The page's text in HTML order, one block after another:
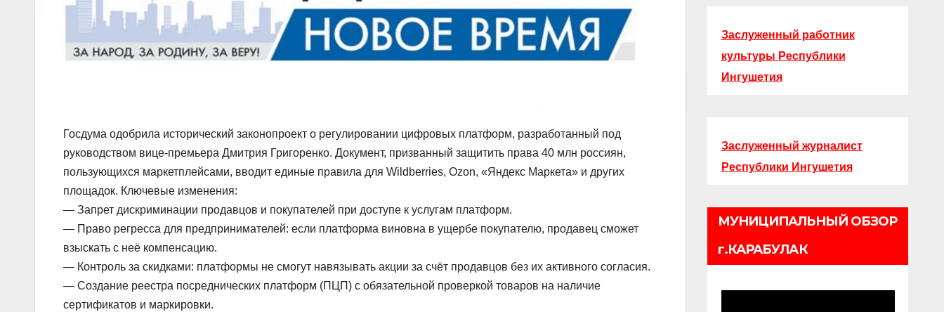
Госдума одобрила исторический законопроект о регулировании цифровых платформ, разработанный под
руководством вице-премьера Дмитрия Григоренко. Документ, призванный защитить права 40 млн россиян,
пользующихся маркетплейсами, вводит единые правила для Wildberries, Ozon, «Яндекс Маркета» и других
площадок. Ключевые изменения:
— Запрет дискриминации продавцов и покупателей при доступе к услугам платформ.
— Право регресса для предпринимателей: если платформа виновна в ущербе покупателю, продавец сможет
взыскать с неё компенсацию.
— Контроль за скидками: платформы не смогут навязывать акции за счёт продавцов без их активного согласия.
— Создание реестра посреднических платформ (ПЦП) с обязательной проверкой товаров на наличие
сертификатов и маркировки.
Заслуженный работник
культуры Республики
Ингушетия
Заслуженный журналист
Республики Ингушетия
МУНИЦИПАЛЬНЫЙ ОБЗОР
г.КАРАБУЛАК